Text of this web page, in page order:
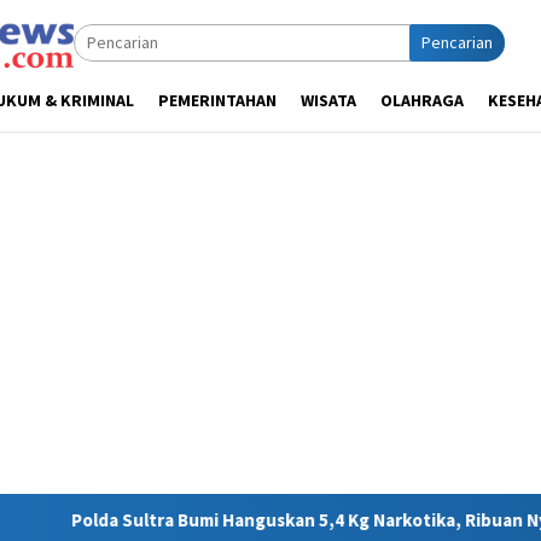
Pencarian
& KRIMINAL PEMERINTAHAN WISATA OLAHRAGA
Hanguskan 5,4 Kg Narkotika, Ribuan Nyawa Terhindar dari